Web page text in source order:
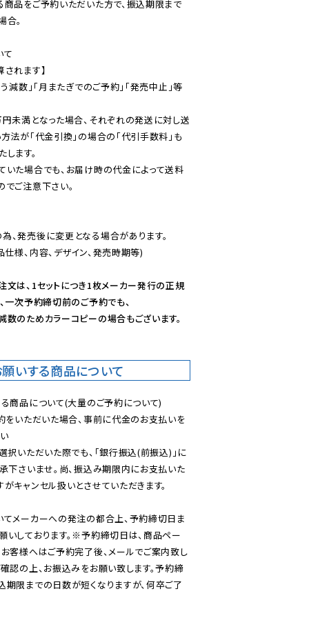
品をご予約いただいた方で、振込期限まで
。
て
れます】
減数」「月またぎでのご予約」「発売中止」等
未満となった場合、それぞれの発送に対し送
法が「代金引換」の場合の「代引手数料」も
た場合でも、お届け時の代金によって送料
ご注意下さい。
発売後に変更となる場合があります。
、内容、デザイン、発売時期等)
は、1セットにつき1枚メーカー発行の正規
一次予約締切前のご予約でも、
のためカラーコピーの場合もございます。
いする商品について
商品について(大量のご予約について)
いただいた場合、事前に代金のお支払いを
択いただいた際でも、「銀行振込(前振込)」に
下さいませ。尚、振込み期限内にお支払いた
キャンセル扱いとさせていただきます。
メーカーへの発注の都合上、予約締切日ま
いしております。※予約締切日は、商品ペー
客様へはご予約完了後、メールでご案内致し
認の上、お振込みをお願い致します。予約締
限までの日数が短くなりますが、何卒ご了